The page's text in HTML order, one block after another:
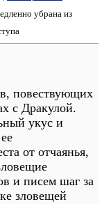
убрана из
повествующих
с Дракулой.
укус и
от отчаянья,
и писем шаг за
зловещей